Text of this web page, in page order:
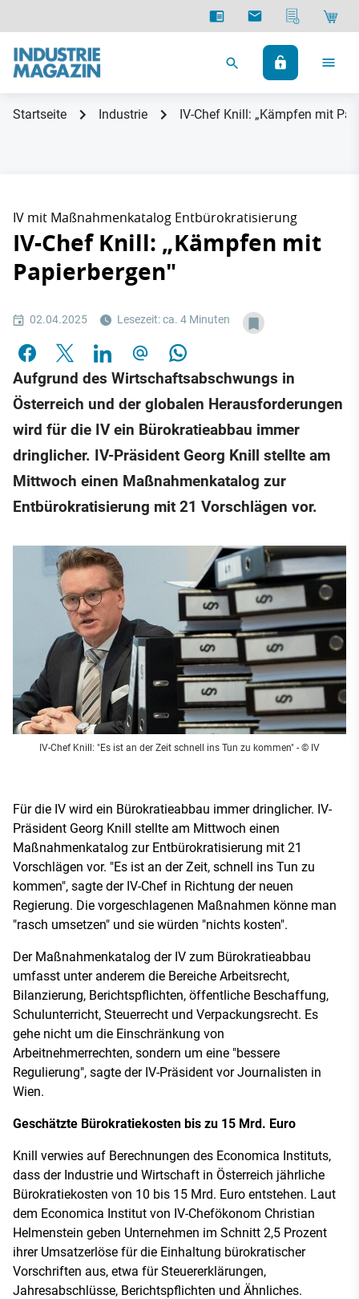
Startseite Industrie IV-Chef Knill: „Kämpfen mit
IV mit Maßnahmenkatalog Entbürokratisierung
IV-Chef Knill: „Kämpfen mit
Papierbergen"
02.04.2025 Lesezeit: ca. 4 Minuten
Aufgrund des Wirtschaftsabschwungs in
Österreich und der globalen Herausforderungen
wird für die IV ein Bürokratieabbau immer
dringlicher. IV-Präsident Georg Knill stellte am
Mittwoch einen Maßnahmenkatalog zur
Entbürokratisierung mit 21 Vorschlägen vor.
IV-Chef Knill: "Es ist an der Zeit schnell ins Tun zu kommen" - © IV
Für die IV wird ein Bürokratieabbau immer dringlicher. IV-
Präsident Georg Knill stellte am Mittwoch einen
Maßnahmenkatalog zur Entbürokratisierung mit 21
Vorschlägen vor. "Es ist an der Zeit, schnell ins Tun zu
kommen", sagte der IV-Chef in Richtung der neuen
Regierung. Die vorgeschlagenen Maßnahmen könne man
"rasch umsetzen" und sie würden "nichts kosten".
Der Maßnahmenkatalog der IV zum Bürokratieabbau
umfasst unter anderem die Bereiche Arbeitsrecht,
Bilanzierung, Berichtspflichten, öffentliche Beschaffung,
Schulunterricht, Steuerrecht und Verpackungsrecht. Es
gehe nicht um die Einschränkung von
Arbeitnehmerrechten, sondern um eine "bessere
Regulierung", sagte der IV-Präsident vor Journalisten in
Wien.
Geschätzte Bürokratiekosten bis zu 15 Mrd. Euro
Knill verwies auf Berechnungen des Economica Instituts,
dass der Industrie und Wirtschaft in Österreich jährliche
Bürokratiekosten von 10 bis 15 Mrd. Euro entstehen. Laut
dem Economica Institut von IV-Chefökonom Christian
Helmenstein geben Unternehmen im Schnitt 2,5 Prozent
ihrer Umsatzerlöse für die Einhaltung bürokratischer
Vorschriften aus, etwa für Steuererklärungen,
Jahresabschlüsse, Berichtspflichten und Ähnliches.